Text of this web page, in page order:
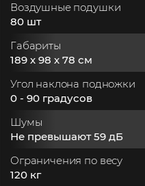
Воздушные подушки
80 шт
Габариты
189 х 98 х 78 см
Угол наклона подножки
0 - 90 градусов
Шумы
Не превышают 59 дБ
Ограничения по весу
120 кг